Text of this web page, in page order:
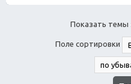
Показать темы
Поле сортировки